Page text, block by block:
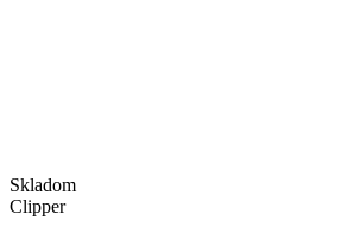
Skladom
Clipper